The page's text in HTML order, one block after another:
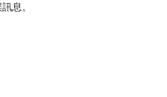
息。